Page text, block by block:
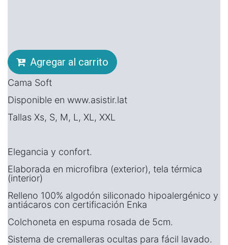
Agregar al carrito
Cama Soft
Disponible en www.asistir.lat
Tallas Xs, S, M, L, XL, XXL
Elegancia y confort.
Elaborada en microfibra (exterior), tela térmica
(interior)
Relleno 100% algodón siliconado hipoalergénico y
antiácaros con certificación Enka
Colchoneta en espuma rosada de 5cm.
Sistema de cremalleras ocultas para fácil lavado.